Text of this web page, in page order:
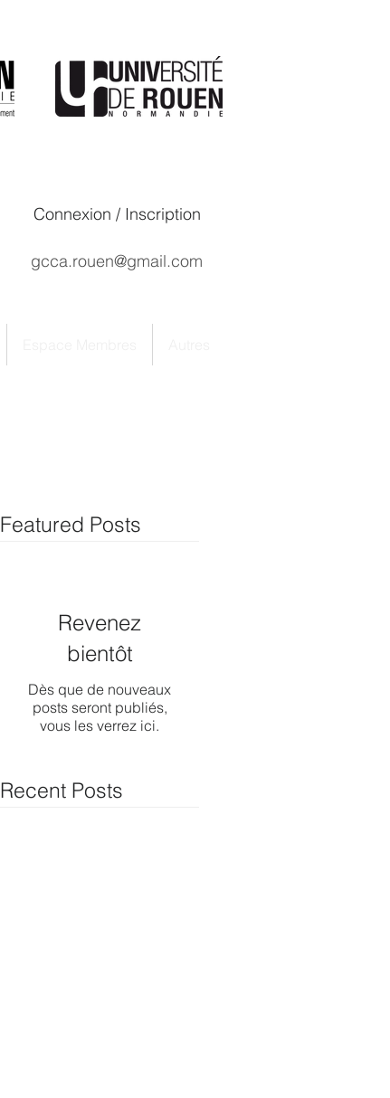
Connexion / Inscription
gcca.rouen@gmail.com
Featured Posts
Revenez
bientôt
Dès que de nouveaux
posts seront publiés,
vous les verrez ici.
Recent Posts